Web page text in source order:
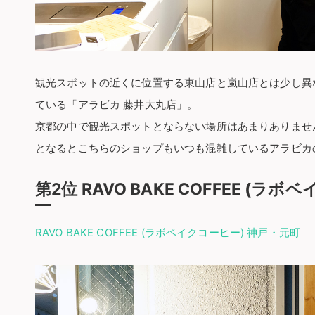
観光スポットの近くに位置する東山店と嵐山店とは少し
ている「アラビカ 藤井大丸店」。
京都の中で観光スポットとならない場所はあまりありま
となるとこちらのショップもいつも混雑しているアラビ
第2位 RAVO BAKE COFFEE (ラボベ
RAVO BAKE COFFEE (ラボベイクコーヒー) 神戸・元町